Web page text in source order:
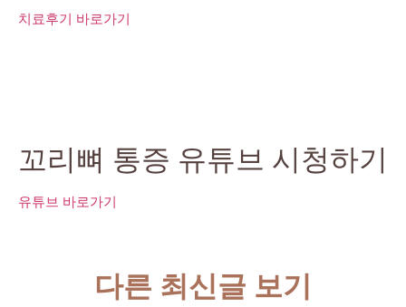
치료후기 바로가기
꼬리뼈 통증 유튜브 시청하기
유튜브 바로가기
다른 최신글 보기